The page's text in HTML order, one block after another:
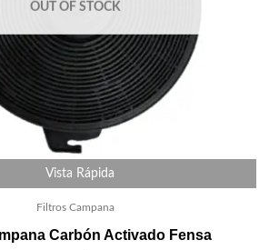
OUT OF STOCK
Vista Rápida
Filtros Campana
Carbón Activado Fensa